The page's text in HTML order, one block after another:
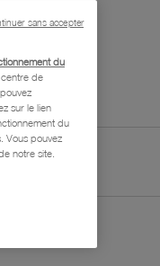
du
de
sur le lien
du
Vous pouvez
notre site.
sans accepter